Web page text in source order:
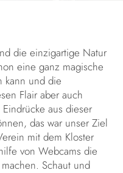
die einzigartige Natur
eine ganz magische
kann und die
Flair aber auch
aus dieser
das war unser Ziel
mit dem Kloster
von Webcams die
Schaut und